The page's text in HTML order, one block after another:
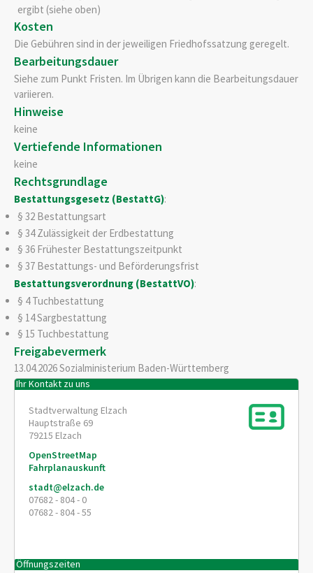
ergibt (siehe oben)
Kosten
Die Gebühren sind in der jeweiligen Friedhofssatzung geregelt.
Bearbeitungsdauer
Siehe zum Punkt Fristen. Im Übrigen kann die Bearbeitungsdauer
variieren.
Hinweise
keine
Vertiefende Informationen
keine
Rechtsgrundlage
Bestattungsgesetz (BestattG):
§ 32 Bestattungsart
§ 34 Zulässigkeit der Erdbestattung
§ 36 Frühester Bestattungszeitpunkt
§ 37 Bestattungs- und Beförderungsfrist
Bestattungsverordnung (BestattVO):
§ 4 Tuchbestattung
§ 14 Sargbestattung
§ 15 Tuchbestattung
Freigabevermerk
13.04.2026 Sozialministerium Baden-Württemberg
Ihr Kontakt zu uns
Stadtverwaltung Elzach
Hauptstraße 69
79215 Elzach
OpenStreetMap
Fahrplanauskunft
stadt@elzach.de
07682 - 804 - 0
07682 - 804 - 55
Öffnungszeiten